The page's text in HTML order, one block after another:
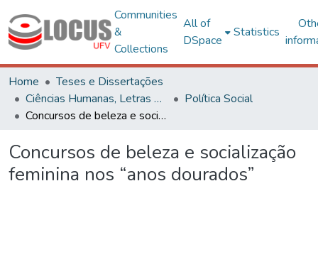
Communities
&
Collections
All of
DSpace
Statistics
Home
Teses e Dissertações
Ciências Humanas, Letras e Artes
Política Social
Concursos de beleza e socialização feminina nos “anos dourados”
Concursos de beleza e socialização
feminina nos “anos dourados”